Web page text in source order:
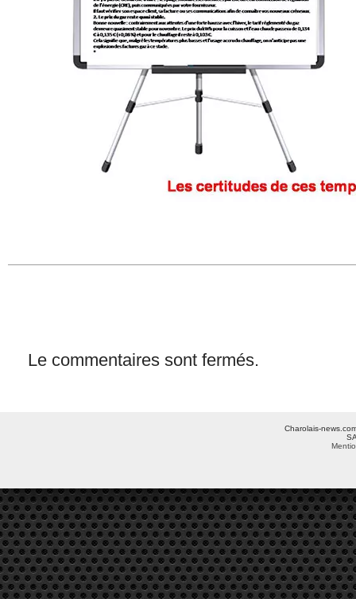
Le commentaires sont fermés.
Charolais-